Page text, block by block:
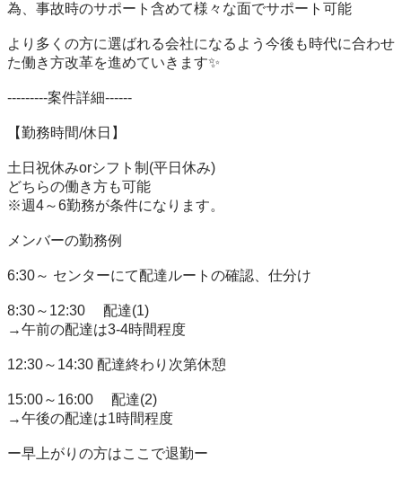
為、事故時のサポート含めて様々な面でサポート可能
より多くの方に選ばれる会社になるよう今後も時代に合わせ
た働き方改革を進めていきます✨
---------案件詳細------
【勤務時間/休日】
土日祝休みorシフト制(平日休み)
どちらの働き方も可能
※週4～6勤務が条件になります。
メンバーの勤務例
6:30～ センターにて配達ルートの確認、仕分け
8:30～12:30　 配達(1)
→午前の配達は3-4時間程度
12:30～14:30 配達終わり次第休憩
15:00～16:00　 配達(2)
→午後の配達は1時間程度
ー早上がりの方はここで退勤ー